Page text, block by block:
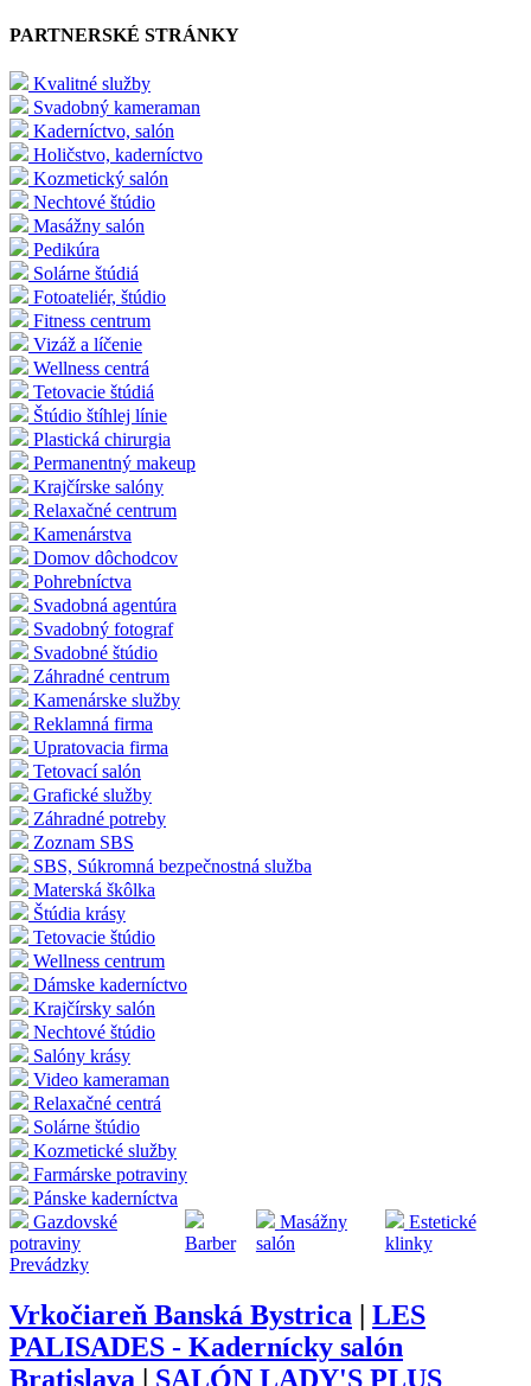
PARTNERSKÉ STRÁNKY
Kvalitné služby
Svadobný kameraman
Kaderníctvo, salón
Holičstvo, kaderníctvo
Kozmetický salón
Nechtové štúdio
Masážny salón
Pedikúra
Solárne štúdiá
Fotoateliér, štúdio
Fitness centrum
Vizáž a líčenie
Wellness centrá
Tetovacie štúdiá
Štúdio štíhlej línie
Plastická chirurgia
Permanentný makeup
Krajčírske salóny
Relaxačné centrum
Kamenárstva
Domov dôchodcov
Pohrebníctva
Svadobná agentúra
Svadobný fotograf
Svadobné štúdio
Záhradné centrum
Kamenárske služby
Reklamná firma
Upratovacia firma
Tetovací salón
Grafické služby
Záhradné potreby
Zoznam SBS
SBS, Súkromná bezpečnostná služba
Materská škôlka
Štúdia krásy
Tetovacie štúdio
Wellness centrum
Dámske kaderníctvo
Krajčírsky salón
Nechtové štúdio
Salóny krásy
Video kameraman
Relaxačné centrá
Solárne štúdio
Kozmetické služby
Farmárske potraviny
Pánske kaderníctva
Gazdovské
potraviny
Barber
Masážny
salón
Estetické
klinky
Prevádzky
Vrkočiareň Banská Bystrica
LES
PALISADES - Kadernícky salón
Bratislava
SALÓN LADY'S PLUS